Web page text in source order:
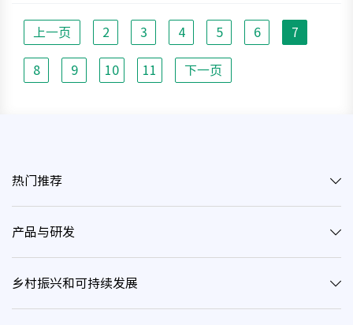
上一页 2 3 4 5 6 7
8 9 10 11 下一页
热门推荐
产品与研发
乡村振兴和可持续发展